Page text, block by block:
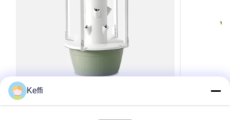
垂直農業 LED 成長ライト 水産塔 30L 5層
水産栽培
バオリダ 6
培 水培垂直
Keffi